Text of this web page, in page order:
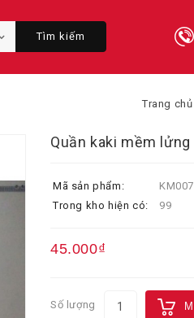
Tìm kiếm
Trang chủ
Quần kaki mềm
Mã sản phẩm:
Trong kho hiện có:
99
45.000₫
Số lượng